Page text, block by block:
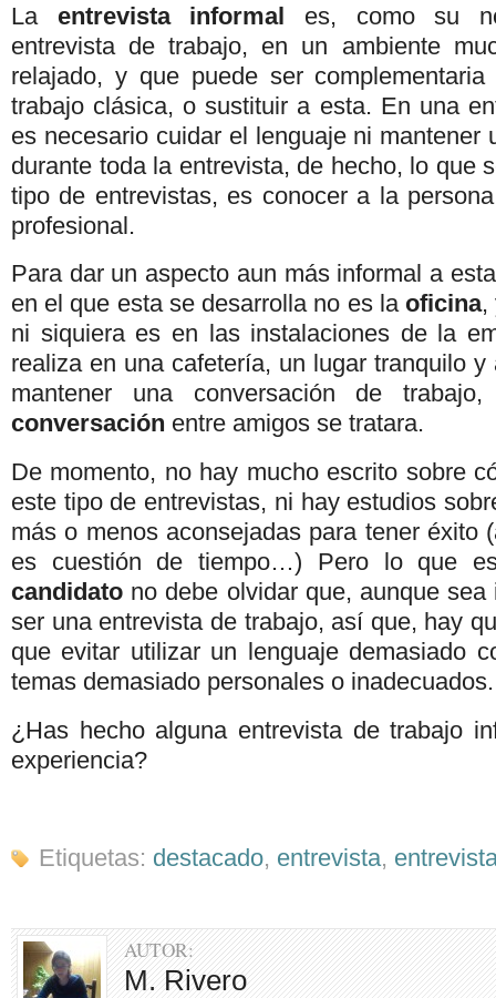
La entrevista informal es, como su
entrevista de trabajo, en un ambiente
relajado, y que puede ser
trabajo clásica, o sustituir a esta. En una
es necesario cuidar el lenguaje ni mantener
durante toda la entrevista, de hecho, lo que
tipo de entrevistas, es conocer a la
profesional.
Para dar un aspecto aun más informal a
en el que esta se desarrolla no es laoficina,
ni siquiera es en las instalaciones de la
realiza en una cafetería, un lugar tranquilo
mantener una conversación de
conversación entre amigos se tratara.
De momento, no hay mucho escrito sobre
este tipo de entrevistas, ni hay estudios
más o menos aconsejadas para tener éxito
es cuestión de tiempo…) Pero lo que
candidato no debe olvidar que, aunque
ser una entrevista de trabajo, así que, hay
que evitar utilizar un lenguaje demasiado
temas demasiado personales o inadecuados.
¿Has hecho alguna entrevista de trabajo
experiencia?
Etiquetas: destacado, entrevista,
AUTOR:
M. Rivero